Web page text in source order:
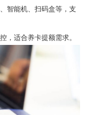
智能机、扫码盒等，支
，适合养卡提额需求。